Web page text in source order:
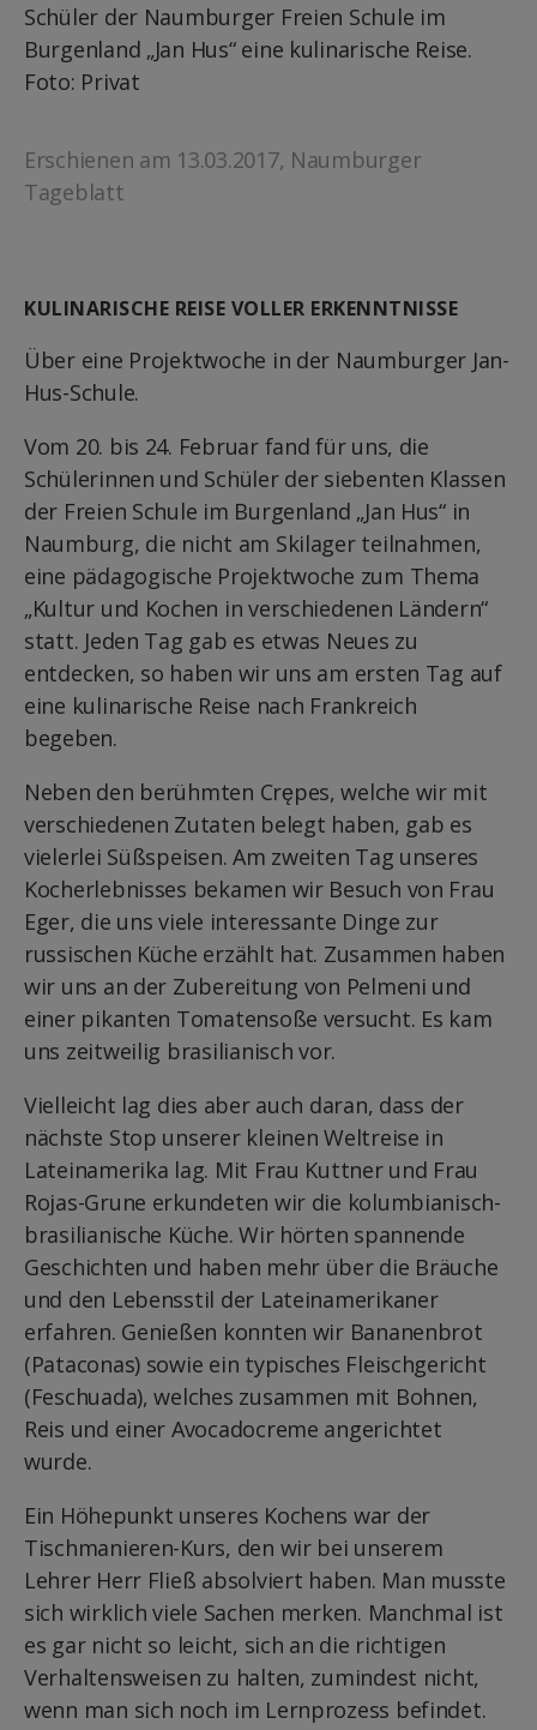
Schüler der Naumburger Freien Schule im
Burgenland „Jan Hus“ eine kulinarische Reise.
Foto: Privat
Erschienen am 13.03.2017, Naumburger
Tageblatt
KULINARISCHE REISE VOLLER ERKENNTNISSE
Über eine Projektwoche in der Naumburger Jan-
Hus-Schule.
Vom 20. bis 24. Februar fand für uns, die
Schülerinnen und Schüler der siebenten Klassen
der Freien Schule im Burgenland „Jan Hus“ in
Naumburg, die nicht am Skilager teilnahmen,
eine pädagogische Projektwoche zum Thema
„Kultur und Kochen in verschiedenen Ländern“
statt. Jeden Tag gab es etwas Neues zu
entdecken, so haben wir uns am ersten Tag auf
eine kulinarische Reise nach Frankreich
begeben.
Neben den berühmten Crępes, welche wir mit
verschiedenen Zutaten belegt haben, gab es
vielerlei Süßspeisen. Am zweiten Tag unseres
Kocherlebnisses bekamen wir Besuch von Frau
Eger, die uns viele interessante Dinge zur
russischen Küche erzählt hat. Zusammen haben
wir uns an der Zubereitung von Pelmeni und
einer pikanten Tomatensoße versucht. Es kam
uns zeitweilig brasilianisch vor.
Vielleicht lag dies aber auch daran, dass der
nächste Stop unserer kleinen Weltreise in
Lateinamerika lag. Mit Frau Kuttner und Frau
Rojas-Grune erkundeten wir die kolumbianisch-
brasilianische Küche. Wir hörten spannende
Geschichten und haben mehr über die Bräuche
und den Lebensstil der Lateinamerikaner
erfahren. Genießen konnten wir Bananenbrot
(Pataconas) sowie ein typisches Fleischgericht
(Feschuada), welches zusammen mit Bohnen,
Reis und einer Avocadocreme angerichtet
wurde.
Ein Höhepunkt unseres Kochens war der
Tischmanieren-Kurs, den wir bei unserem
Lehrer Herr Fließ absolviert haben. Man musste
sich wirklich viele Sachen merken. Manchmal ist
es gar nicht so leicht, sich an die richtigen
Verhaltensweisen zu halten, zumindest nicht,
wenn man sich noch im Lernprozess befindet.